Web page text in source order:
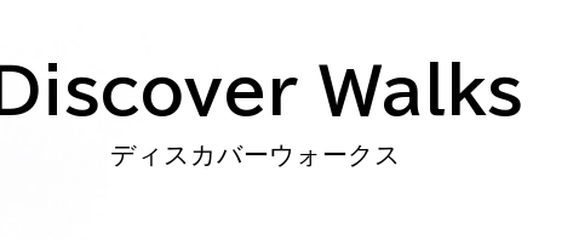
Discover Walks
ディスカバーウォークス